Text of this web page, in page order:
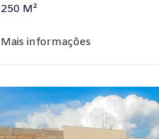
250 M²
Mais informações